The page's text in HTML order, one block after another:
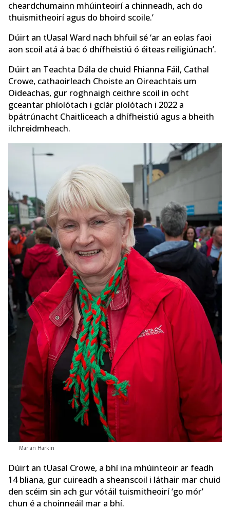
cheardchumainn mhúinteoirí a chinneadh, ach do
thuismitheoirí agus do bhoird scoile.’
Dúirt an tUasal Ward nach bhfuil sé ‘ar an eolas faoi
aon scoil atá á bac ó dhífheistiú ó éiteas reiligiúnach’.
Dúirt an Teachta Dála de chuid Fhianna Fáil, Cathal
Crowe, cathaoirleach Choiste an Oireachtais um
Oideachas, gur roghnaigh ceithre scoil in ocht
gceantar phíolótach i gclár píolótach i 2022 a
bpátrúnacht Chaitliceach a dhífheistiú agus a bheith
ilchreidmheach.
Marian Harkin
Dúirt an tUasal Crowe, a bhí ina mhúinteoir ar feadh
14 bliana, gur cuireadh a sheanscoil i láthair mar chuid
den scéim sin ach gur vótáil tuismitheoirí ‘go mór’
chun é a choinneáil mar a bhí.